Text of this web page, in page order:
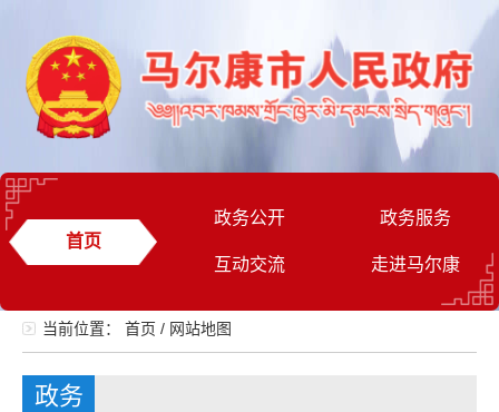
首页
政务公开 政务服务
互动交流 走进马尔康
当前位置： 首页 / 网站地图
政务